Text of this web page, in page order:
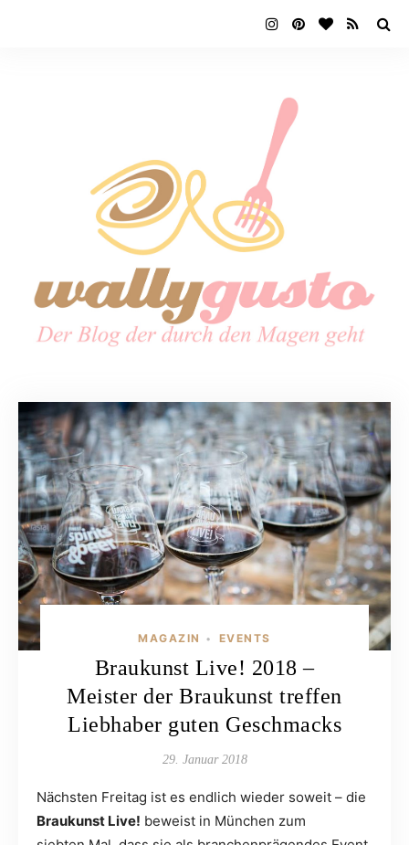
MAGAZIN • EVENTS
Braukunst Live! 2018 –
Meister der Braukunst treffen
Liebhaber guten Geschmacks
29. Januar 2018
Nächsten Freitag ist es endlich wieder soweit – die
Braukunst Live! beweist in München zum